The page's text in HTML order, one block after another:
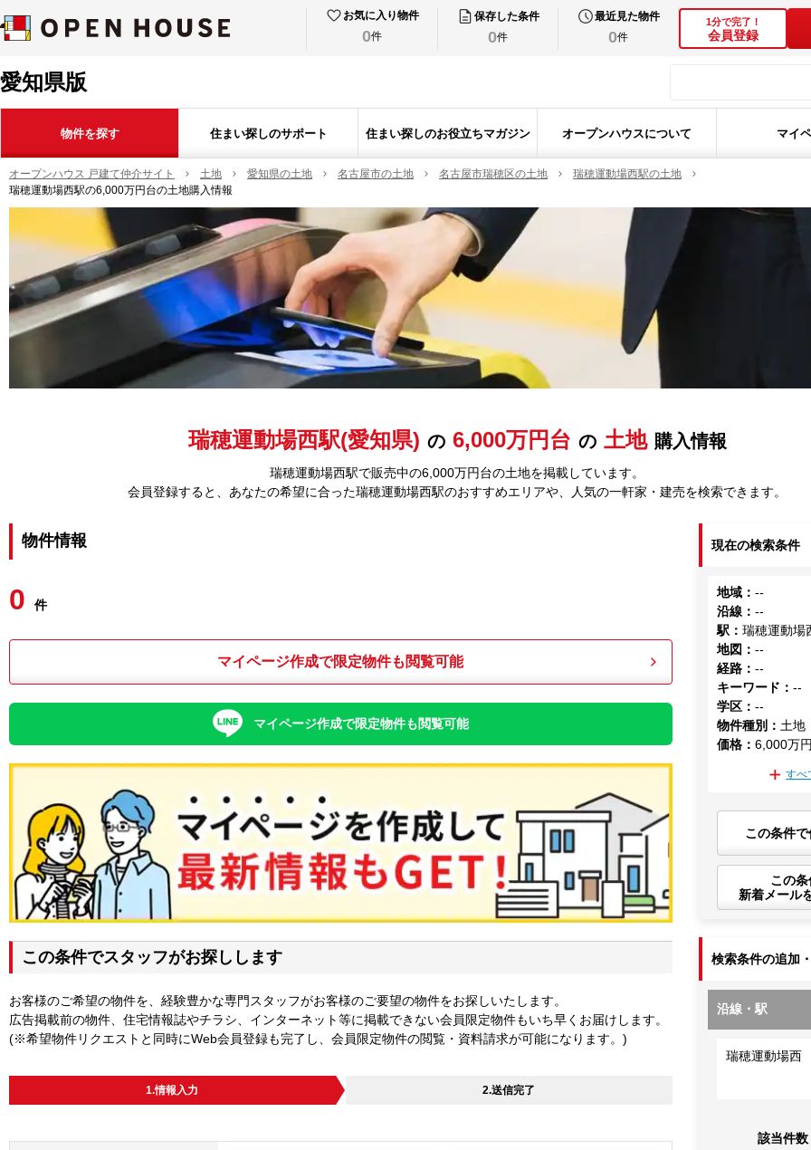
お気に入り物件
0件
保存した条件
0件
最近見た物件
0件
1分で完了！
会員登録
愛知県版
物件を探す 住まい探しのサポート 住まい探しのお役立ちマガジン オープンハウスについて マイ
オープンハウス 戸建て仲介サイト 土地 愛知県の土地 名古屋市の土地 名古屋市瑞穂区の土地
瑞穂運動場西駅の土地
瑞穂運動場西駅の6,000万円台の土地購入情報
瑞穂運動場西駅(愛知県) の 6,000万円台 の 土地 購入情報
瑞穂運動場西駅で販売中の6,000万円台の土地を掲載しています。
会員登録すると、あなたの希望に合った瑞穂運動場西駅のおすすめエリアや、人気の一軒家・建売を検索できます。
物件情報
0 件
マイページ作成で限定物件も閲覧可能
マイページ作成で限定物件も閲覧可能
この条件でスタッフがお探しします
お客様のご希望の物件を、経験豊かな専門スタッフがお客様のご要望の物件をお探しいたします。
広告掲載前の物件、住宅情報誌やチラシ、インターネット等に掲載できない会員限定物件もいち早くお届けします。
(※希望物件リクエストと同時にWeb会員登録も完了し、会員限定物件の閲覧・資料請求が可能になります。)
1.情報入力 2.送信完了
現在の検索条件
地域 ：--
沿線 ：--
駅 ：瑞穂運動場
地図 ：--
経路 ：--
キーワード ：--
学区 ：--
物件種別 ： 土地
価格 ：6,000万
すべ
この条件
この
新着メール
検索条件の追加
沿線・駅
瑞穂運動場西
該当件数